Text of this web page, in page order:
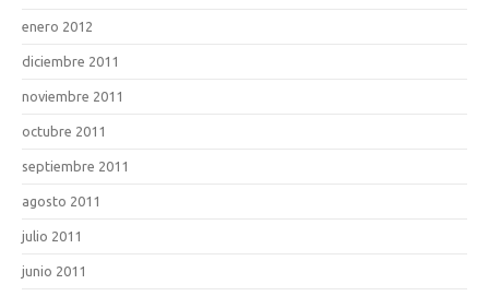
enero 2012
diciembre 2011
noviembre 2011
octubre 2011
septiembre 2011
agosto 2011
julio 2011
junio 2011